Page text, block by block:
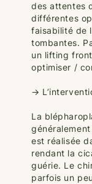
des attentes
différentes
faisabilité de
tombantes.
un lifting
optimiser /
→
La
est réalisée
rendant la
guérie. Le
parfois un